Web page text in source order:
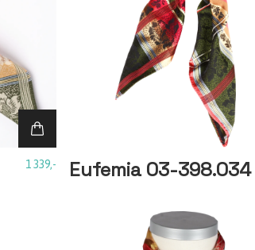
1 339,- Eufemia 03-398.034